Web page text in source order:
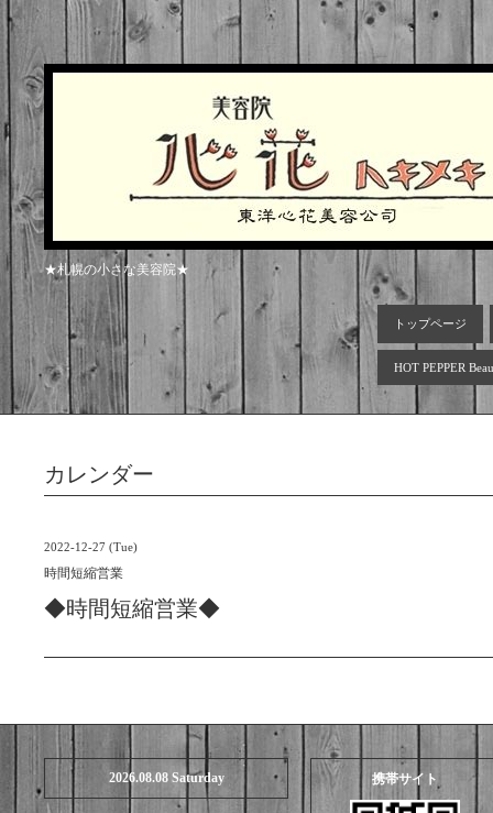
★札幌の小さな美容院★
トップページ
HOT PEPPER
カレンダー
2022-12-27 (Tue)
時間短縮営業
◆時間短縮営業◆
2026.08.08 Saturday 携帯サイト